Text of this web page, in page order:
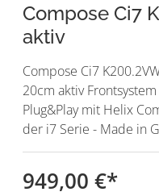
Compose Ci7
aktiv
Compose Ci7
20cm aktiv
Plug&Play mit Helix
der i7 Serie - Made in
949,00 €*